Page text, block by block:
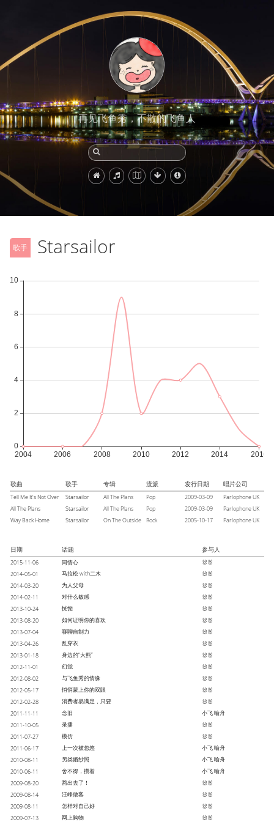
再见飞鱼秀，不散的飞鱼人
歌手 Starsailor
歌曲 歌手 专辑 流派 发行日期 唱片公司
Tell Me It's Not Over Starsailor All The Plans Pop 2009-03-09
Parlophone UK
All The Plans
Starsailor All The Plans Pop 2009-03-09
Parlophone UK
Way Back Home
Starsailor On The Outside Rock 2005-10-17 Parlophone UK
日期 话题 参与人
2015-11-06 同情心
🐰🐰
2014-05-01
马拉松 with二木
🐰🐰
2014-03-20
为人父母
🐰🐰
2014-02-11
对什么敏感
🐰🐰
2013-10-24
恍惚
🐰🐰
2013-08-20
如何证明你的喜欢
🐰🐰
2013-07-04
聊聊自制力
🐰🐰
2013-04-26
乱穿衣
🐰🐰
2013-01-18
身边的“大熊”
🐰🐰
2012-11-01
幻觉
🐰🐰
2012-08-02
与飞鱼秀的情缘
🐰🐰
2012-05-17
悄悄蒙上你的双眼
🐰🐰
2012-02-28
消费者易满足，只要
🐰🐰
2011-11-11
念旧 小飞喻舟
2011-10-05
录播
🐰🐰
2011-07-27
模仿
🐰🐰
2011-06-17
上一次被忽悠 小飞喻舟
2010-08-11
另类婚纱照 小飞喻舟
2010-06-11
舍不得，攒着 小飞喻舟
2009-08-20
豁出去了！
🐰🐰
2009-08-14
汪峰做客
🐰🐰
2009-08-11
怎样对自己好
🐰🐰
2009-07-13
网上购物 🐰🐰